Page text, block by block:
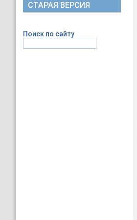
СТАРАЯ ВЕРСИЯ
Поиск по сайту